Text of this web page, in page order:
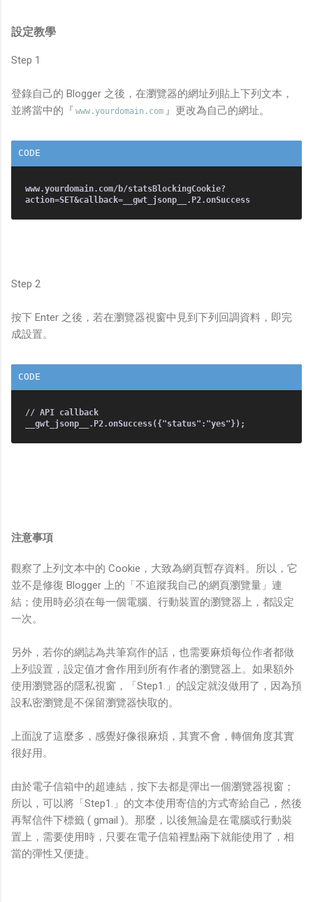
設定教學
Step 1
登錄自己的 Blogger 之後，在瀏覽器的網址列貼上下列文本，
並將當中的『 www.yourdomain.com 』更改為自己的網址。
www.yourdomain.com/b/statsBlockingCookie?
Step 2
按下 Enter 之後，若在瀏覽器視窗中見到下列回調資料，即完
成設置。
// API callback
注意事項
觀察了上列文本中的 Cookie，大致為網頁暫存資料。所以，它
並不是修復 Blogger 上的「不追蹤我自己的網頁瀏覽量」連
結；使用時必須在每一個電腦、行動裝置的瀏覽器上，都設定
一次。
另外，若你的網誌為共筆寫作的話，也需要麻煩每位作者都做
上列設置，設定值才會作用到所有作者的瀏覽器上。如果額外
使用瀏覽器的隱私視窗，「Step1.」的設定就沒做用了，因為預
設私密瀏覽是不保留瀏覽器快取的。
上面說了這麼多，感覺好像很麻煩，其實不會，轉個角度其實
很好用。
由於電子信箱中的超連結，按下去都是彈出一個瀏覽器視窗；
所以，可以將「Step1.」的文本使用寄信的方式寄給自己，然後
再幫信件下標籤 ( gmail )。那麼，以後無論是在電腦或行動裝
置上，需要使用時，只要在電子信箱裡點兩下就能使用了，相
當的彈性又便捷。